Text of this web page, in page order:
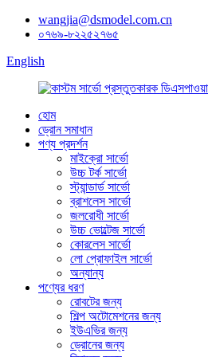
wangjia@dsmodel.com.cn
০৭৬৯-৮২২৫২৭৬৫
English
হোম
ড্রোন সমাধান
পণ্য প্রদর্শন
মাইক্রো সার্ভো
উচ্চ টর্ক সার্ভো
স্ট্যান্ডার্ড সার্ভো
ব্রাশলেস সার্ভো
জলরোধী সার্ভো
উচ্চ ভোল্টেজ সার্ভো
কোরলেস সার্ভো
লো প্রোফাইল সার্ভো
অন্যান্য
পণ্যের ধরণ
রোবটের জন্য
শিল্প অটোমেশনের জন্য
ইউএভির জন্য
ড্রোনের জন্য